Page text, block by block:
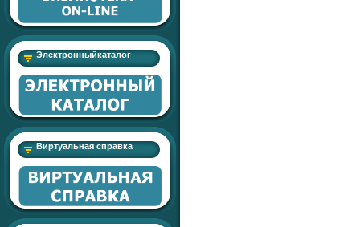
Электронныйкаталог
Виртуальная справка